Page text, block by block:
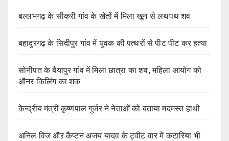
बल्लभगढ़ के सीकरी गांव के खेतों में मिला खून से लथपथ शव
बहादुरगढ़ के सिदीपुर गांव में युवक की पत्थरों से पीट पीट कर हत्या
सोनीपत के बैयापुर गांव में मिला छात्रा का शव, महिला आयोग को
ऑनर किलिंग का शक
केन्द्रीय मंत्री कृष्णपाल गुर्जर ने नेताओं को बताया मदमस्त हाथी
अनिल विज औऱ कैप्टन अजय यादव के ट्वीट वार में कटारिया भी